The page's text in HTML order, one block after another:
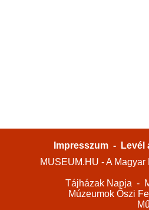
Impresszum -
Levél
MUSEUM.HU - A
Tájházak Napja -
Múzeumok Őszi